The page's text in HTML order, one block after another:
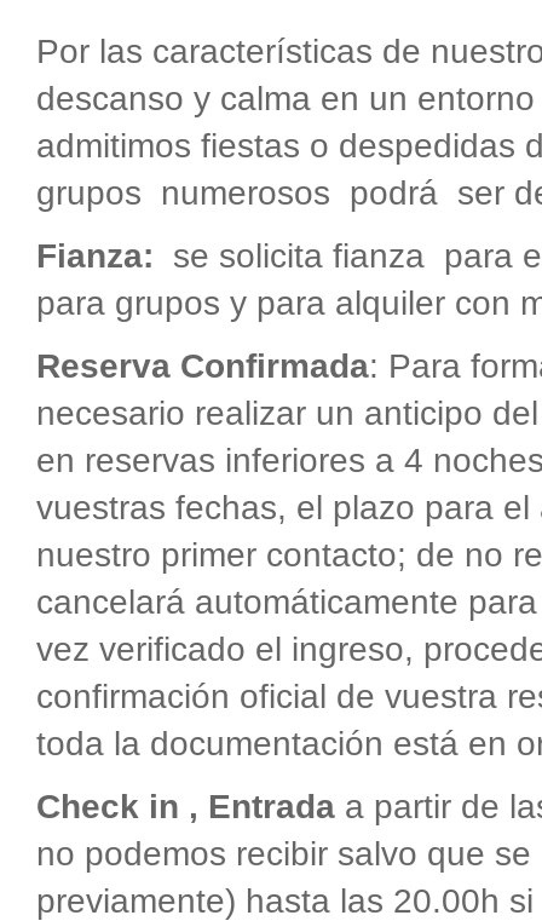
Por las características de
descanso y calma en un
admitimos fiestas o despedidas
grupos numerosos podrá ser
Fianza: se solicita fianza para
para grupos y para alquiler con
Reserva Confirmada: Para
necesario realizar un anticipo
en reservas inferiores a 4
vuestras fechas, el plazo para
nuestro primer contacto; de no
cancelará automáticamente
vez verificado el ingreso,
confirmación oficial de vuestra
toda la documentación está en
Check in , Entrada a partir de
no podemos recibir salvo que
previamente) hasta las 20.00h